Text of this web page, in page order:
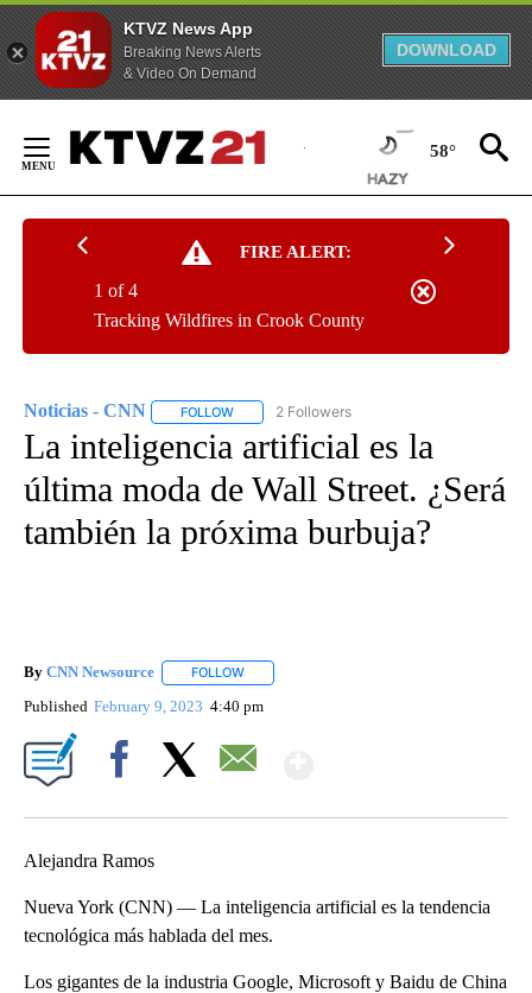
KTVZ News App
Breaking News Alerts
& Video On Demand
DOWNLOAD
Content
58°
FIRE ALERT:
Tracking Wildfires in Crook County
1 of 4
Noticias - CNN FOLLOW FOLLOW "NOTICIAS - CNN" TO RECEIVE
2 Followers
La inteligencia artificial es la
última moda de Wall Street. ¿Será
también la próxima burbuja?
By CNN Newsource FOLLOW
Published February 9, 2023 4:40 pm
Alejandra Ramos
Nueva York (CNN) — La inteligencia artificial es la tendencia
tecnológica más hablada del mes.
Los gigantes de la industria Google, Microsoft y Baidu de China